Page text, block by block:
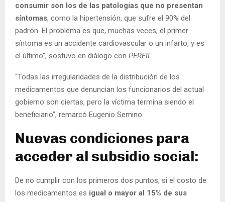
consumir son los de las patologías que no presentan
síntomas, como la hipertensión, que sufre el 90% del
padrón. El problema es que, muchas veces, el primer
síntoma es un accidente cardiovascular o un infarto, y es
el último”, sostuvo en diálogo con PERFIL
“Todas las irregularidades de la distribución de los
medicamentos que denuncian los funcionarios del actual
gobierno son ciertas, pero la víctima termina siendo el
beneficiario”, remarcó Eugenio Semino.
Nuevas condiciones para
acceder al subsidio social:
De no cumplir con los primeros dos puntos, si el costo de
los medicamentos es igual o mayor al 15% de sus